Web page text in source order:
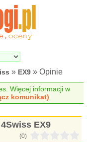
» EX9 » Opinie
Więcej informacji w
komunikat)
EX9
(0)